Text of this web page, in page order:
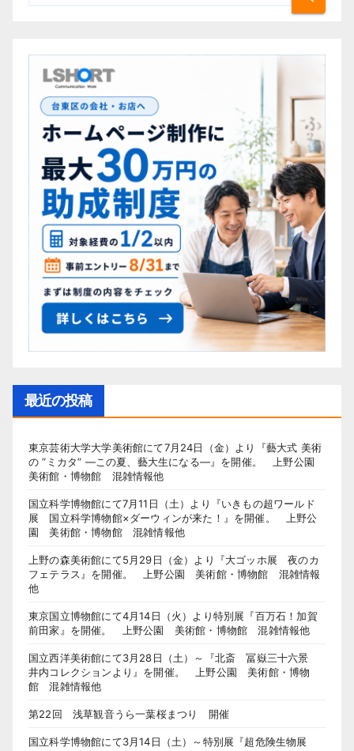
最近の投稿
東京芸術大学大学美術館にて7月24日（金）より『藝大式 美術
の “ミカタ” ―この夏、藝大生になる―』を開催。 上野公園
美術館・博物館 混雑情報他
国立科学博物館にて7月11日（土）より『いきもの超ワールド
展 国立科学博物館×ダーウィンが来た！』を開催。 上野公
園 美術館・博物館 混雑情報他
上野の森美術館にて5月29日（金）より『大ゴッホ展 夜のカ
フェテラス』を開催。 上野公園 美術館・博物館 混雑情報
他
東京国立博物館にて4月14日（火）より特別展『百万石！加賀
前田家』を開催。 上野公園 美術館・博物館 混雑情報他
国立西洋美術館にて3月28日（土）～『北斎 冨嶽三十六景
井内コレクションより』を開催。 上野公園 美術館・博物
館 混雑情報他
第22回 浅草観音うら一葉桜まつり 開催
国立科学博物館にて3月14日（土）～特別展『超危険生物展